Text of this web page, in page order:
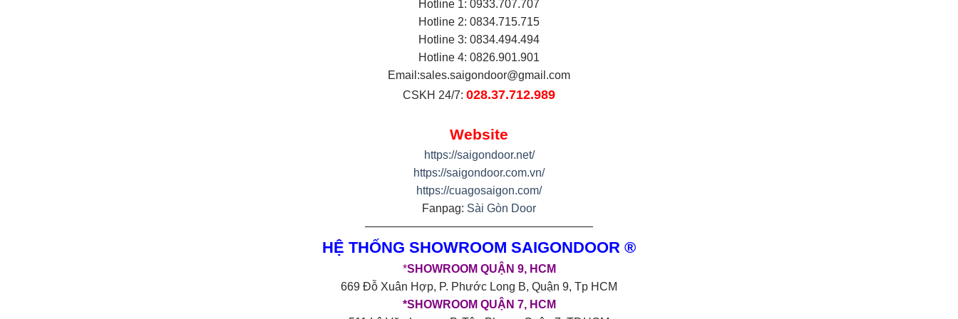
Hotline 1: 0933.707.707
Hotline 2: 0834.715.715
Hotline 3: 0834.494.494
Hotline 4: 0826.901.901
Email:sales.saigondoor@gmail.com
CSKH 24/7: 028.37.712.989
Website
https://saigondoor.net/
https://saigondoor.com.vn/
https://cuagosaigon.com/
Fanpag: Sài Gòn Door
————————————————————
HỆ THỐNG SHOWROOM SAIGONDOOR ®
*SHOWROOM QUẬN 9, HCM
669 Đỗ Xuân Hợp, P. Phước Long B, Quận 9, Tp HCM
*SHOWROOM QUẬN 7, HCM